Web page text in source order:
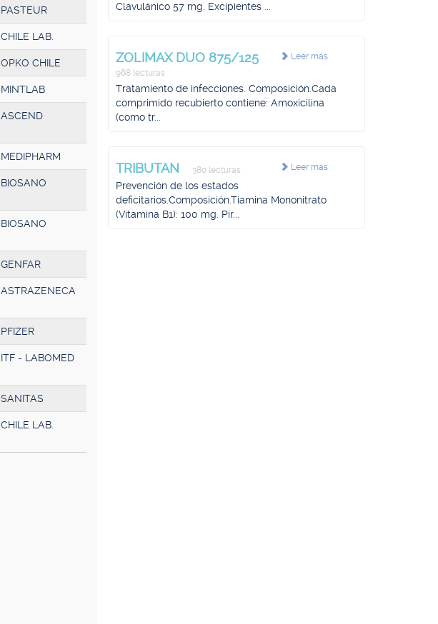
PASTEUR
CHILE LAB.
OPKO CHILE
MINTLAB
ASCEND
MEDIPHARM
BIOSANO
BIOSANO
GENFAR
ASTRAZENECA
PFIZER
ITF - LABOMED
SANITAS
CHILE LAB.
Clavulánico 57 mg. Excipientes ...
Leer más
ZOLIMAX DUO 875/125
968 lecturas
Tratamiento de infecciones. Composición.Cada
comprimido recubierto contiene: Amoxicilina
(como tr...
Leer más
TRIBUTAN 380 lecturas
Prevención de los estados
deficitarios.Composición.Tiamina Mononitrato
(Vitamina B1): 100 mg. Pir...